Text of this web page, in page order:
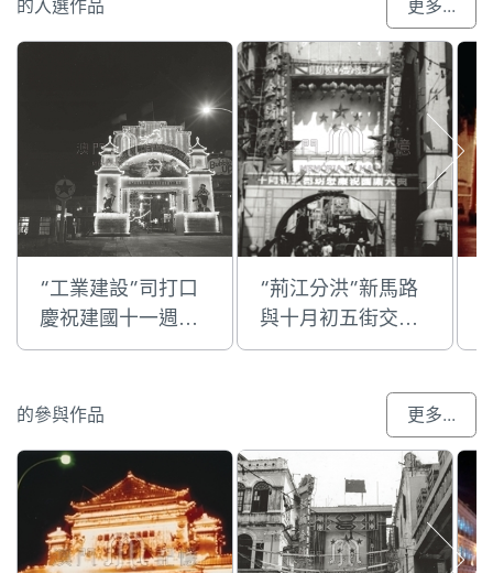
的入選作品 更多...
“工業建設”司打口
慶祝建國十一週年
的國慶牌樓
“荊江分洪”新馬路
與十月初五街交界
的國慶牌樓
的參與作品 更多...